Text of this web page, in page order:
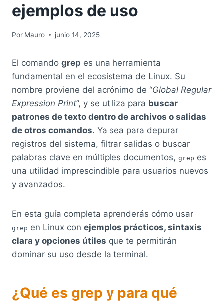
ejemplos de uso
Por Mauro junio 14, 2025
El comando grep es una herramienta
fundamental en el ecosistema de Linux. Su
nombre proviene del acrónimo de “Global Regular
Expression Print”, y se utiliza para buscar
patrones de texto dentro de archivos o salidas
de otros comandos. Ya sea para depurar
registros del sistema, filtrar salidas o buscar
palabras clave en múltiples documentos, grep es
una utilidad imprescindible para usuarios nuevos
y avanzados.
En esta guía completa aprenderás cómo usar
grep en Linux con ejemplos prácticos, sintaxis
clara y opciones útiles que te permitirán
dominar su uso desde la terminal.
¿Qué es grep y para qué